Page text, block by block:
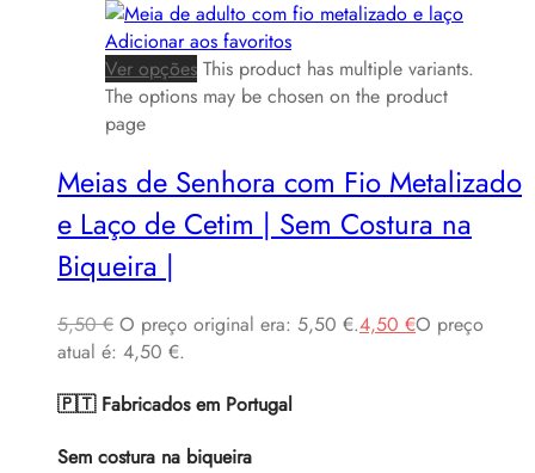
Adicionar aos favoritos
Ver opções This product has multiple variants.
The options may be chosen on the product
page
Meias de Senhora com Fio Metalizado
e Laço de Cetim | Sem Costura na
Biqueira |
5,50€ O preço original era: 5,50 €.4,50 €O preço
atual é: 4,50 €.
🇵🇹 Fabricados em Portugal
Sem costura na biqueira